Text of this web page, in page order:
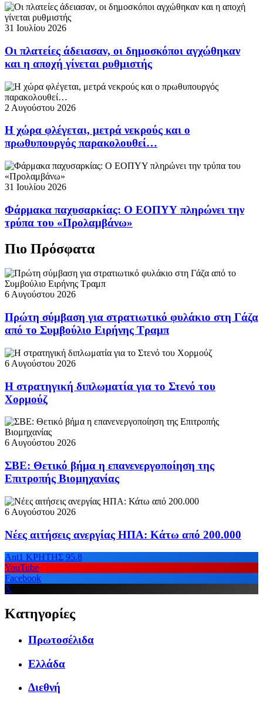
31 Ιουλίου 2026
Οι πλατείες άδειασαν, οι δημοσκόποι αγχώθηκαν
και η αποχή γίνεται ρυθμιστής
2 Αυγούστου 2026
Η χώρα φλέγεται, μετρά νεκρούς και ο
πρωθυπουργός παρακολουθεί…
31 Ιουλίου 2026
Φάρμακα παχυσαρκίας: Ο ΕΟΠΥΥ πληρώνει την
τρύπα του «Προλαμβάνω»
Πιο Πρόσφατα
6 Αυγούστου 2026
Πρώτη σύμβαση για στρατιωτικό φυλάκιο στη Γάζα
από το Συμβούλιο Ειρήνης Τραμπ
6 Αυγούστου 2026
Η στρατηγική διπλωματία για το Στενό του
Χορμούζ
6 Αυγούστου 2026
ΣΒΕ: Θετικό βήμα η επανενεργοποίηση της
Επιτροπής Βιομηχανίας
6 Αυγούστου 2026
Νέες αιτήσεις ανεργίας ΗΠΑ: Κάτω από 200.000
Ant1 ΚΡΗΤΗΣ 95.8
YouTube
Facebook
X
Κατηγορίες
Πρωτοσέλιδα
Ελλάδα
Διεθνή